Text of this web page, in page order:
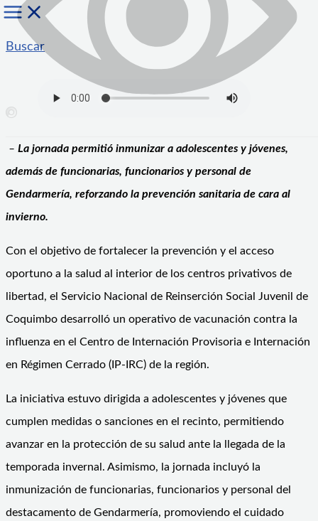
Buscar
– La jornada permitió inmunizar a adolescentes y jóvenes,
además de funcionarias, funcionarios y personal de
Gendarmería, reforzando la prevención sanitaria de cara al
invierno.
Con el objetivo de fortalecer la prevención y el acceso
oportuno a la salud al interior de los centros privativos de
libertad, el Servicio Nacional de Reinserción Social Juvenil de
Coquimbo desarrolló un operativo de vacunación contra la
influenza en el Centro de Internación Provisoria e Internación
en Régimen Cerrado (IP-IRC) de la región.
La iniciativa estuvo dirigida a adolescentes y jóvenes que
cumplen medidas o sanciones en el recinto, permitiendo
avanzar en la protección de su salud ante la llegada de la
temporada invernal. Asimismo, la jornada incluyó la
inmunización de funcionarias, funcionarios y personal del
destacamento de Gendarmería, promoviendo el cuidado